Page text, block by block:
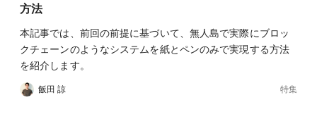
方法
本記事では、前回の前提に基づいて、無人島で実際にブロッ
クチェーンのようなシステムを紙とペンのみで実現する方法
を紹介します。
飯田 諒 特集